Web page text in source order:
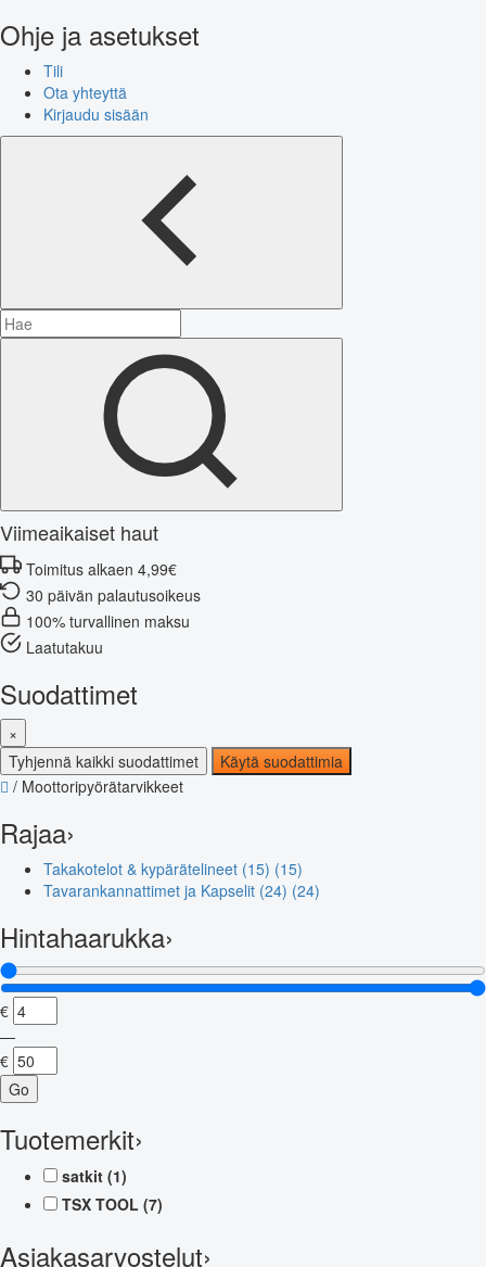
Ohje ja asetukset
Tili
Ota yhteyttä
Kirjaudu sisään
Viimeaikaiset haut
Toimitus alkaen 4,99€
30 päivän palautusoikeus
100% turvallinen maksu
Laatutakuu
Suodattimet
×
Tyhjennä kaikki suodattimet
Käytä suodattimia
/ Moottoripyörätarvikkeet
Rajaa›
Takakotelot & kypärätelineet (15) (15)
Tavarankannattimet ja Kapselit (24) (24)
Hintahaarukka›
€
—
€
Go
Tuotemerkit›
satkit (1)
TSX TOOL (7)
Asiakasarvostelut›